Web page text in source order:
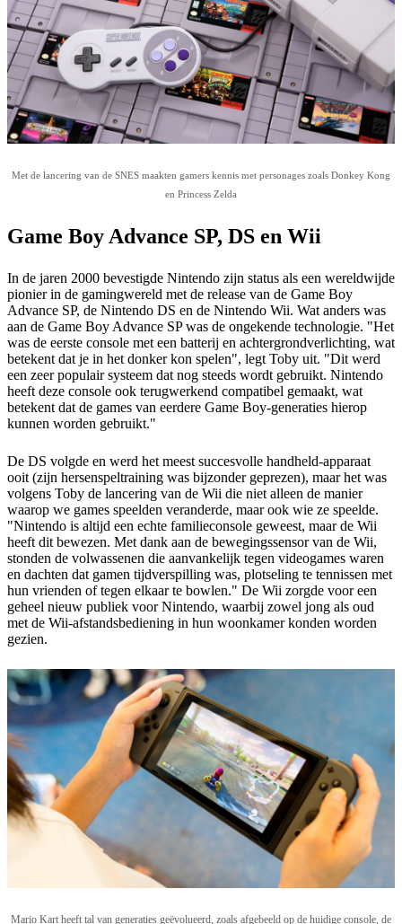
Met de lancering van de SNES maakten gamers kennis met personages zoals Donkey Kong
en Princess Zelda
Game Boy Advance SP, DS en Wii
In de jaren 2000 bevestigde Nintendo zijn status als een wereldwijde
pionier in de gamingwereld met de release van de Game Boy
Advance SP, de Nintendo DS en de Nintendo Wii. Wat anders was
aan de Game Boy Advance SP was de ongekende technologie. "Het
was de eerste console met een batterij en achtergrondverlichting, wat
betekent dat je in het donker kon spelen", legt Toby uit. "Dit werd
een zeer populair systeem dat nog steeds wordt gebruikt. Nintendo
heeft deze console ook terugwerkend compatibel gemaakt, wat
betekent dat de games van eerdere Game Boy-generaties hierop
kunnen worden gebruikt."
De DS volgde en werd het meest succesvolle handheld-apparaat
ooit (zijn hersenspeltraining was bijzonder geprezen), maar het was
volgens Toby de lancering van de Wii die niet alleen de manier
waarop we games speelden veranderde, maar ook wie ze speelde.
"Nintendo is altijd een echte familieconsole geweest, maar de Wii
heeft dit bewezen. Met dank aan de bewegingssensor van de Wii,
stonden de volwassenen die aanvankelijk tegen videogames waren
en dachten dat gamen tijdverspilling was, plotseling te tennissen met
hun vrienden of tegen elkaar te bowlen." De Wii zorgde voor een
geheel nieuw publiek voor Nintendo, waarbij zowel jong als oud
met de Wii-afstandsbediening in hun woonkamer konden worden
gezien.
Mario Kart heeft tal van generaties geëvolueerd, zoals afgebeeld op de huidige console, de